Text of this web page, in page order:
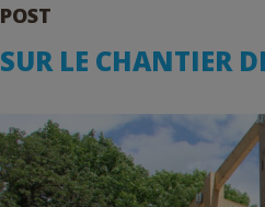
POST
SUR LE CHANTIER